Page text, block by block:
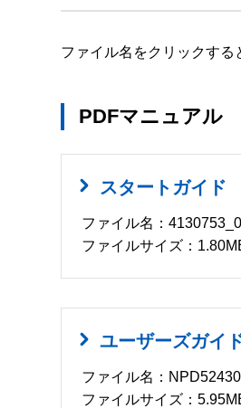
ファイル名をクリックする
PDFマニュアル
スタートガイド
ファイル名：
ファイルサイズ：
ユーザーズガイ
ファイル名：
ファイルサイズ：